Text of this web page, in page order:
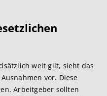
weit gilt, sieht das
vor. Diese
Arbeitgeber sollten